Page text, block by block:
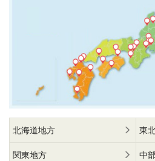
北海道地方 東
関東地方 中